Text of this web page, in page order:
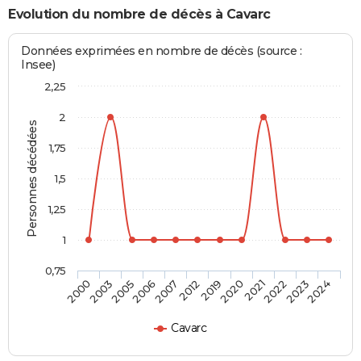
Evolution du nombre de décès à Cavarc
Personnes décédées
Données exprimées en nombre de décès (source :
Insee)
Cavarc
200020032005200620072012201920202021202220232024
0,75
1
1,25
1,5
1,75
2
2,25